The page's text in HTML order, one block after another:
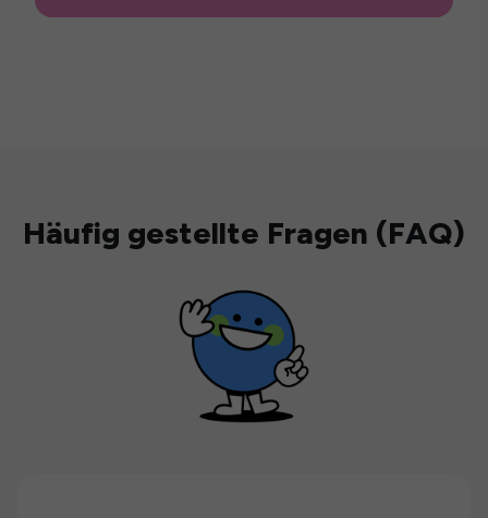
Häufig gestellte Fragen (FAQ)